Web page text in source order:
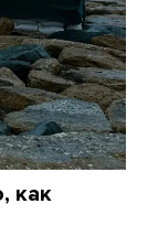
как